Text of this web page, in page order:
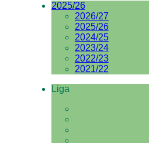
2025/26
2026/27
2025/26
2024/25
2023/24
2022/23
2021/22
Liga